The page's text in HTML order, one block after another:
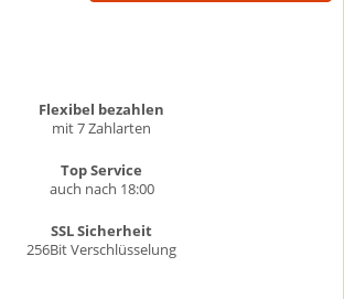
Flexibel bezahlen
mit 7 Zahlarten
Top Service
auch nach 18:00
SSL Sicherheit
256Bit Verschlüsselung